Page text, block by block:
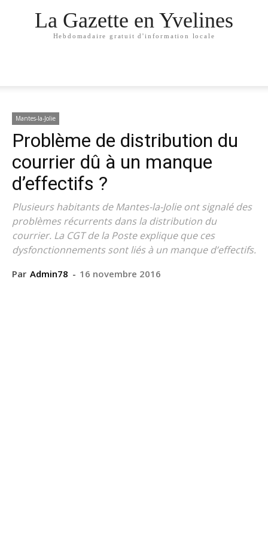
La Gazette en Yvelines
Hebdomadaire gratuit d'information locale
Mantes-la-Jolie
Problème de distribution du
courrier dû à un manque
d’effectifs ?
Plusieurs habitants de Mantes-la-Jolie ont signalé des
problèmes récurrents dans la distribution du
courrier. La CGT de la Poste explique que ces
dysfonctionnements sont liés à un manque d’effectifs.
Par Admin78 - 16 novembre 2016